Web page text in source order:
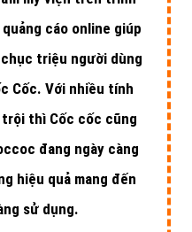
mỹ viện trên trình
cáo online giúp
triệu người dùng
Cốc. Với nhiều tính
thì Cốc cốc cũng
đang ngày càng
hiệu quả mang đến